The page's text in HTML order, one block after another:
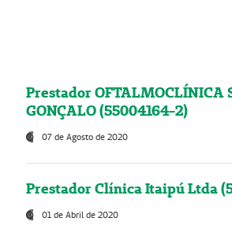
Prestador OFTALMOCLÍNICA
GONÇALO (55004164-2)
07 de Agosto de 2020
Prestador Clínica Itaipú Ltda
01 de Abril de 2020